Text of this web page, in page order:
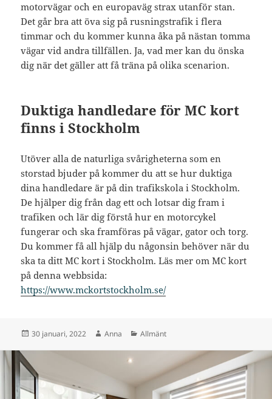
motorvägar och en europaväg strax utanför stan.
Det går bra att öva sig på rusningstrafik i flera
timmar och du kommer kunna åka på nästan tomma
vägar vid andra tillfällen. Ja, vad mer kan du önska
dig när det gäller att få träna på olika scenarion.
Duktiga handledare för MC kort
finns i Stockholm
Utöver alla de naturliga svårigheterna som en
storstad bjuder på kommer du att se hur duktiga
dina handledare är på din trafikskola i Stockholm.
De hjälper dig från dag ett och lotsar dig fram i
trafiken och lär dig förstå hur en motorcykel
fungerar och ska framföras på vägar, gator och torg.
Du kommer få all hjälp du någonsin behöver när du
ska ta ditt MC kort i Stockholm. Läs mer om MC kort
på denna webbsida:
https://www.mckortstockholm.se/
Postat
30 januari, 2022 Författare
Anna Kategorier
Allmänt